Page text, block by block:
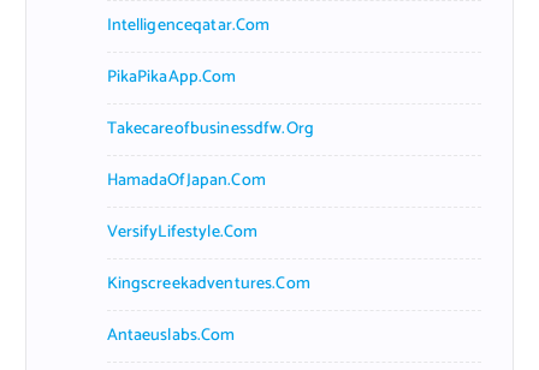
Intelligenceqatar.com
PikaPikaApp.com
Takecareofbusinessdfw.org
HamadaOfJapan.com
VersifyLifestyle.com
Kingscreekadventures.com
Antaeuslabs.com